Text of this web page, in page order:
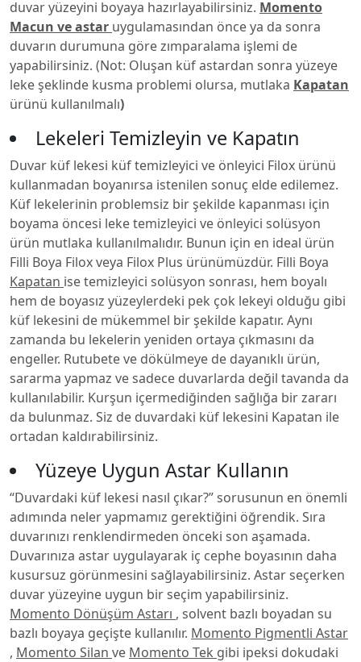
duvar yüzeyini boyaya hazırlayabilirsiniz. Momento
Macun ve astar uygulamasından önce ya da sonra
duvarın durumuna göre zımparalama işlemi de
yapabilirsiniz. (Not: Oluşan küf astardan sonra yüzeye
leke şeklinde kusma problemi olursa, mutlaka Kapatan
ürünü kullanılmalı)
Lekeleri Temizleyin ve Kapatın
Duvar küf lekesi küf temizleyici ve önleyici Filox ürünü
kullanmadan boyanırsa istenilen sonuç elde edilemez.
Küf lekelerinin problemsiz bir şekilde kapanması için
boyama öncesi leke temizleyici ve önleyici solüsyon
ürün mutlaka kullanılmalıdır. Bunun için en ideal ürün
Filli Boya Filox veya Filox Plus ürünümüzdür. Filli Boya
Kapatan ise temizleyici solüsyon sonrası, hem boyalı
hem de boyasız yüzeylerdeki pek çok lekeyi olduğu gibi
küf lekesini de mükemmel bir şekilde kapatır. Aynı
zamanda bu lekelerin yeniden ortaya çıkmasını da
engeller. Rutubete ve dökülmeye de dayanıklı ürün,
sararma yapmaz ve sadece duvarlarda değil tavanda da
kullanılabilir. Kurşun içermediğinden sağlığa bir zararı
da bulunmaz. Siz de duvardaki küf lekesini Kapatan ile
ortadan kaldırabilirsiniz.
Yüzeye Uygun Astar Kullanın
“Duvardaki küf lekesi nasıl çıkar?” sorusunun en önemli
adımında neler yapmamız gerektiğini öğrendik. Sıra
duvarınızı renklendirmeden önceki son aşamada.
Duvarınıza astar uygulayarak iç cephe boyasının daha
kusursuz görünmesini sağlayabilirsiniz. Astar seçerken
duvar yüzeyine uygun bir seçim yapabilirsiniz.
Momento Dönüşüm Astarı , solvent bazlı boyadan su
bazlı boyaya geçişte kullanılır. Momento Pigmentli Astar
, Momento Silan ve Momento Tek gibi ipeksi dokudaki